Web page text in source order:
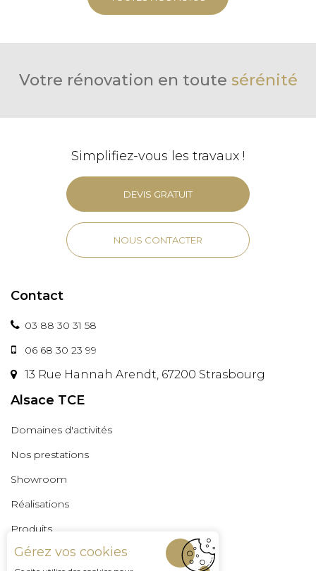
Votre rénovation en toute sérénité
Simplifiez-vous les travaux !
DEVIS GRATUIT
NOUS CONTACTER
Contact
03 88 30 31 58
06 68 30 23 99
13 Rue Hannah Arendt, 67200 Strasbourg
Alsace TCE
Domaines d'activités
Nos prestations
Showroom
Réalisations
Produits
Professionnels
Gérez vos cookies